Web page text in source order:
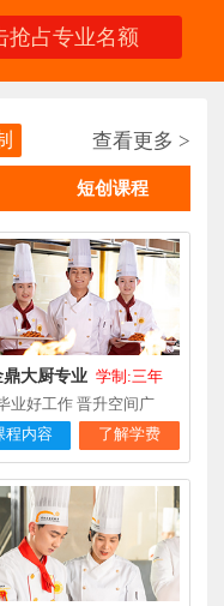
1天前 在线报名
3天前 在线报名
1天前 在线报名
16小时前 在线报名
3天前 在线报名
4天前 在线报名
4天前 在线报名
抢占专业名额
查看更多 >
短创课程
鼎大厨专业 学制:三年
业好工作 晋升空间广
程内容
了解学费